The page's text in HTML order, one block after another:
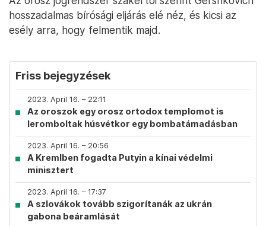
hosszadalmas bírósági eljárás elé néz, és kicsi az
esély arra, hogy felmentik majd.
Friss bejegyzések
2023. April 16. – 22:11
Az oroszok egy orosz ortodox templomot is
leromboltak húsvétkor egy bombatámadásban
2023. April 16. – 20:56
A Kremlben fogadta Putyin a kínai védelmi
minisztert
2023. April 16. – 17:37
A szlovákok tovább szigorítanák az ukrán
gabona beáramlását